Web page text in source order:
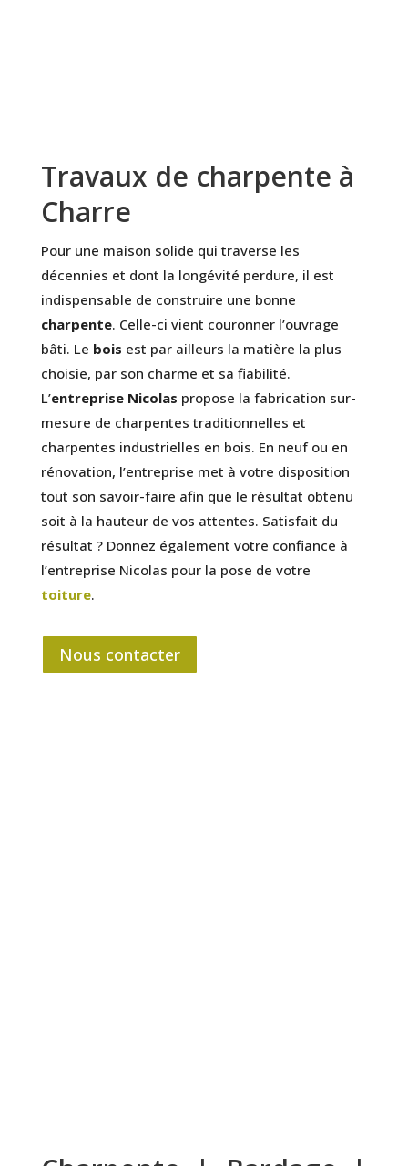
Travaux de charpente à
Charre
Pour une maison solide qui traverse les
décennies et dont la longévité perdure, il est
indispensable de construire une bonne
charpente. Celle-ci vient couronner l’ouvrage
bâti. Le bois est par ailleurs la matière la plus
choisie, par son charme et sa fiabilité.
L’entreprise Nicolas propose la fabrication sur-
mesure de charpentes traditionnelles et
charpentes industrielles en bois. En neuf ou en
rénovation, l’entreprise met à votre disposition
tout son savoir-faire afin que le résultat obtenu
soit à la hauteur de vos attentes. Satisfait du
résultat ? Donnez également votre confiance à
l’entreprise Nicolas pour la pose de votre
toiture.
Nous contacter